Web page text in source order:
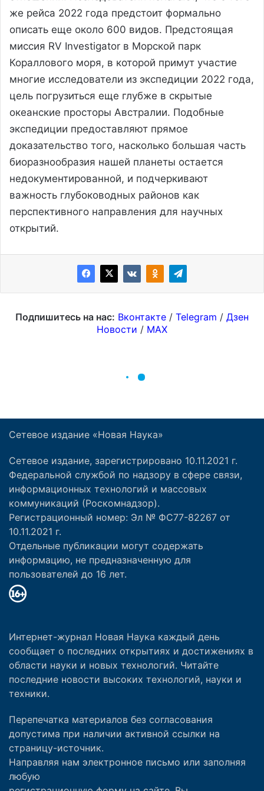
Сетевое издание «Новая Наука»
Сетевое издание, зарегистрировано 10.11.2021 г.
Федеральной службой по надзору в сфере связи,
информационных технологий и массовых
коммуникаций (Роскомнадзор).
Регистрационный номер: Эл № ФС77-82267 от
10.11.2021 г.
Отдельные публикации могут содержать
информацию, не предназначенную для
пользователей до 16 лет.
Интернет-журнал Новая Наука каждый день
сообщает о последних открытиях и достижениях в
области науки и новых технологий. Читайте
последние новости высоких технологий, науки и
техники.
Перепечатка материалов без согласования
допустима при наличии активной ссылки на
страницу-источник.
Направляя нам электронное письмо или заполняя
любую